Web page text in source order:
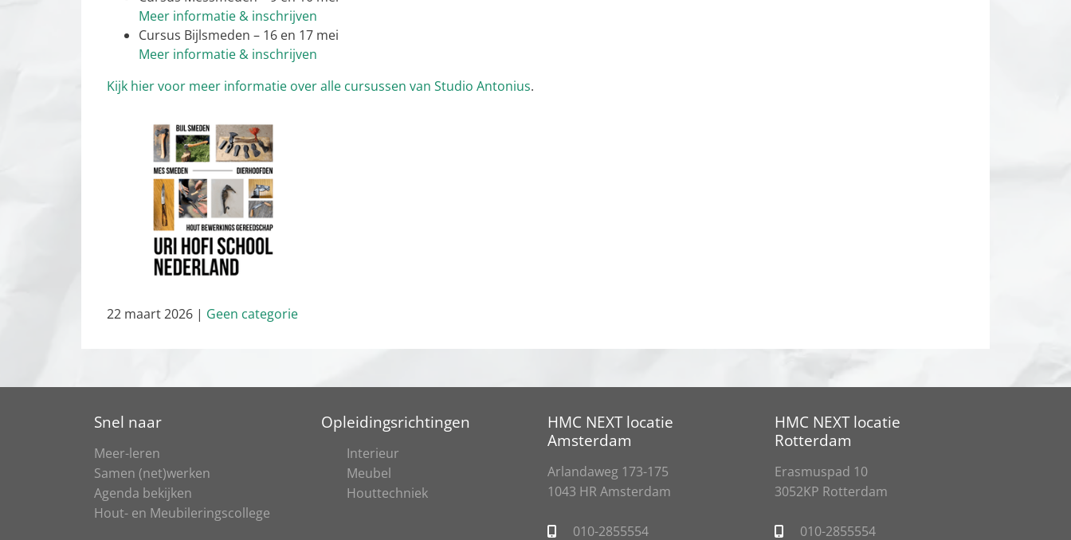
Meer informatie & inschrijven
Cursus Bijlsmeden – 16 en 17 mei
Meer informatie & inschrijven
Kijk hier voor meer informatie over alle cursussen van Studio Antonius.
22 maart 2026 | Geen categorie
Snel naar
Meer-leren
Samen (net)werken
Agenda bekijken
Hout- en Meubileringscollege
Opleidingsrichtingen
Interieur
Meubel
Houttechniek
HMC NEXT locatie
Amsterdam
Arlandaweg 173-175
1043 HR Amsterdam
010-2855554
HMC NEXT locatie
Rotterdam
Erasmuspad 10
3052KP Rotterdam
010-2855554